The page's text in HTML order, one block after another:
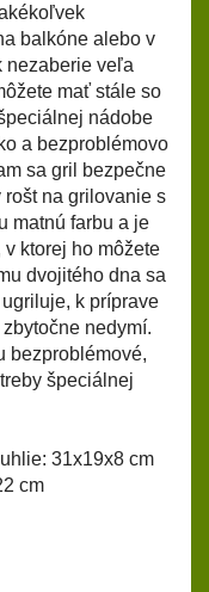
balkóne alebo v
nezaberie veľa
mať stále so
nádobe
a bezproblémovo
sa gril bezpečne
rošt na grilovanie s
matnú farbu a je
ktorej ho môžete
dvojitého dna sa
k príprave
nedymí.
bezproblémové,
špeciálnej
31x19x8 cm
cm